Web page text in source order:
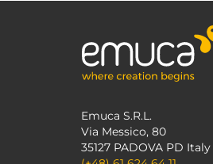
Emuca S.R.L.
Via Messico, 80
35127 PADOVA PD Italy